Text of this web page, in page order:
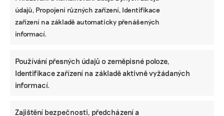
údajů, Propojení různých zařízení, Identifikace
zařízení na základě automaticky přenášených
informací.
Používání přesných údajů o zeměpisné poloze,
Identifikace zařízení na základě aktivně vyžádaných
informací.
Zajištění bezpečnosti, předcházení a